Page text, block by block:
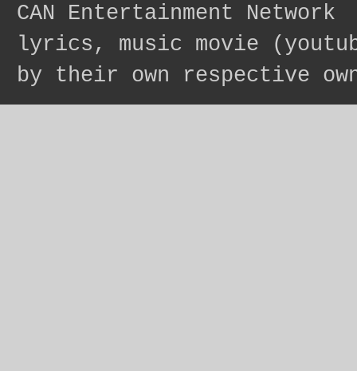
CAN Entertainment Network
lyrics, music movie
by their own respective